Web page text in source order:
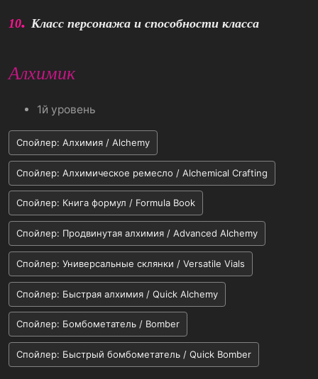
10. Класс персонажа и способности класса
Алхимик
1й уровень
Спойлер: Алхимия / Alchemy
Спойлер: Алхимическое ремесло / Alchemical Crafting
Спойлер: Книга формул / Formula Book
Спойлер: Продвинутая алхимия / Advanced Alchemy
Спойлер: Универсальные склянки / Versatile Vials
Спойлер: Быстрая алхимия / Quick Alchemy
Спойлер: Бомбометатель / Bomber
Спойлер: Быстрый бомбометатель / Quick Bomber